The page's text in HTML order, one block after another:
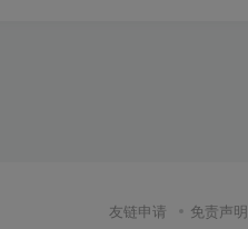
友链申请 免责声明